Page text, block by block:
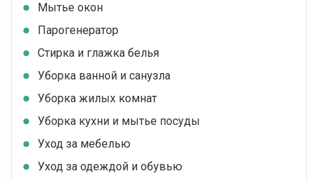
Мытье окон
Парогенератор
Стирка и глажка белья
Уборка ванной и санузла
Уборка жилых комнат
Уборка кухни и мытье посуды
Уход за мебелью
Уход за одеждой и обувью